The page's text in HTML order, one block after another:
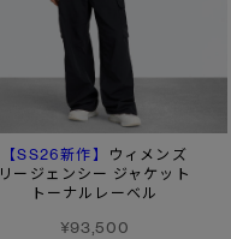
【SS26新作】
ウィメンズ
リージェンシー ジャケット
トーナルレーベル
¥93,500